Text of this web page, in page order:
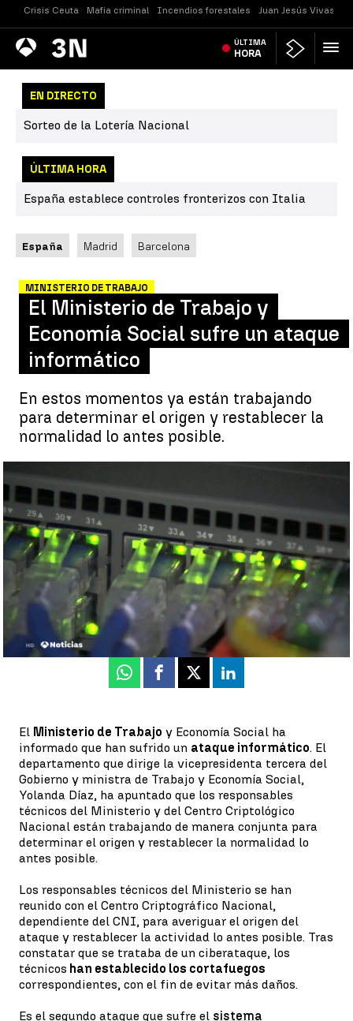
Crisis Ceuta Mafia criminal Incendios forestales Juan Jesús Vivas
Antena
3 Noticias ÚLTIMA
HORA
EN DIRECTO
Sorteo de la Lotería Nacional
ÚLTIMA HORA
España establece controles fronterizos con Italia
España Madrid Barcelona
MINISTERIO DE TRABAJO
El Ministerio de Trabajo y
Economía Social sufre un ataque
informático
En estos momentos ya están trabajando
para determinar el origen y restablecer la
normalidad lo antes posible.
informático |
El Ministerio de Trabajo y Economía Social sufre un
Antena 3 Noticias
Actualizado:09 de junio de 2021, 13:28
Publicado:09 de junio de 2021, 12:08
Whatsapp
Facebook
X Linkedin
El Ministerio de Trabajo y Economía Social ha
informado que han sufrido un ataque informático. El
departamento que dirige la vicepresidenta tercera del
Gobierno y ministra de Trabajo y Economía Social,
Yolanda Díaz, ha apuntado que los responsables
técnicos del Ministerio y del Centro Criptológico
Nacional están trabajando de manera conjunta para
determinar el origen y restablecer la normalidad lo
antes posible.
Los responsables técnicos del Ministerio se han
reunido con el Centro Criptográfico Nacional,
dependiente del CNI, para averiguar el origen del
ataque y restablecer la actividad lo antes posible. Tras
constatar que se trataba de un ciberataque, los
técnicos han establecido los cortafuegos
correspondientes, con el fin de evitar más daños.
Es el segundo ataque que sufre el sistema